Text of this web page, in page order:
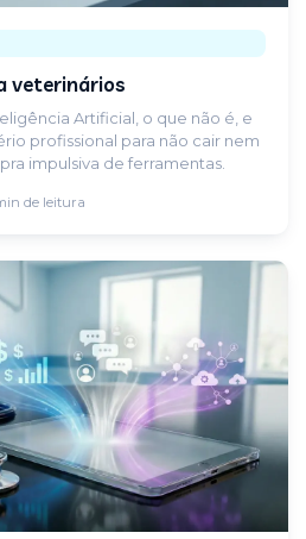
veterinários
Artificial, o que não é, e
profissional para não cair nem
impulsiva de ferramentas.
de leitura